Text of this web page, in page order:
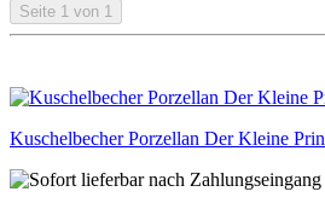
Seite 1 von 1
Kuschelbecher Porzellan Der Kleine